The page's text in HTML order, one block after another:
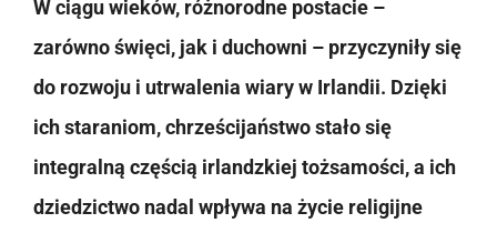
W ciągu wieków, różnorodne postacie –
zarówno święci, jak i duchowni – przyczyniły się
do rozwoju i utrwalenia wiary w Irlandii. Dzięki
ich staraniom, chrześcijaństwo stało się
integralną częścią irlandzkiej tożsamości, a ich
dziedzictwo nadal wpływa na życie religijne